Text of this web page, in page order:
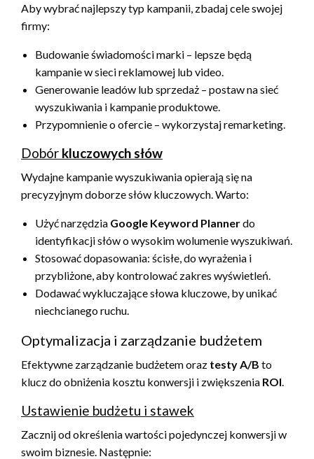
Aby wybrać najlepszy typ kampanii, zbadaj cele swojej
firmy:
Budowanie świadomości marki – lepsze będą
kampanie w sieci reklamowej lub video.
Generowanie leadów lub sprzedaż – postaw na sieć
wyszukiwania i kampanie produktowe.
Przypomnienie o ofercie – wykorzystaj remarketing.
Dobór kluczowych słów
Wydajne kampanie wyszukiwania opierają się na
precyzyjnym doborze słów kluczowych. Warto:
Użyć narzędzia Google Keyword Plannerdo
identyfikacji słów o wysokim wolumenie wyszukiwań.
Stosować dopasowania: ścisłe, do wyrażenia i
przybliżone, aby kontrolować zakres wyświetleń.
Dodawać wykluczające słowa kluczowe, by unikać
niechcianego ruchu.
Optymalizacja i zarządzanie budżetem
Efektywne zarządzanie budżetem oraz testy A/B to
klucz do obniżenia kosztu konwersji i zwiększenia ROI.
Ustawienie budżetu i stawek
Zacznij od określenia wartości pojedynczej konwersji w
swoim biznesie. Następnie: